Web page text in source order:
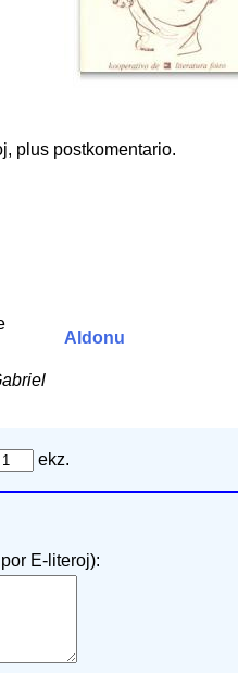
plus postkomentario.
Aldonu
ekz.
E-literoj):